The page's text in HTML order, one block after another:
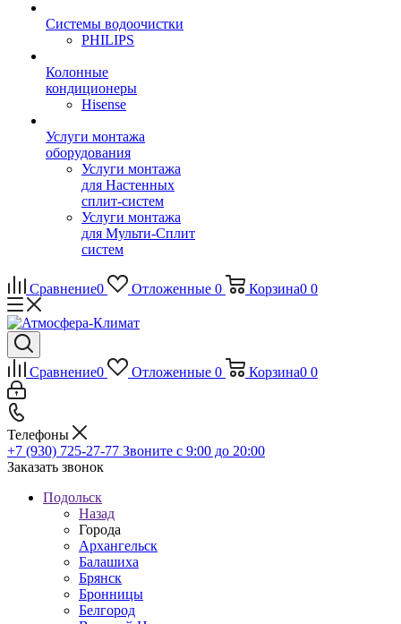
Системы водоочистки
PHILIPS
Колонные
кондиционеры
Hisense
Услуги монтажа
оборудования
Услуги монтажа
для Настенных
сплит-систем
Услуги монтажа
для Мульти-Сплит
систем
Сравнение0 Отложенные 0 Корзина0 0
Сравнение0 Отложенные 0 Корзина0 0
Телефоны
+7 (930) 725-27-77 Звоните с 9:00 до 20:00
Заказать звонок
Подольск
Назад
Города
Архангельск
Балашиха
Брянск
Бронницы
Белгород